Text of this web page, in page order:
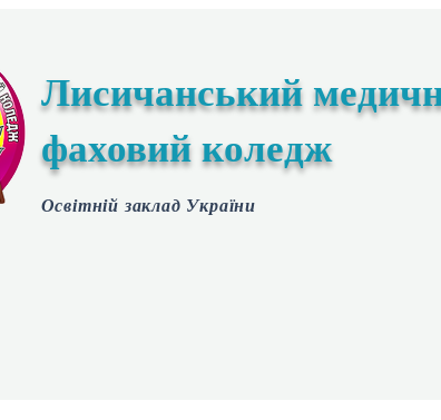
Лисичанський
фаховий коледж
Освітній заклад України